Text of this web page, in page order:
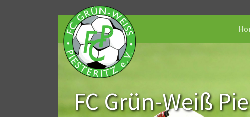
FC Grün-Weiß